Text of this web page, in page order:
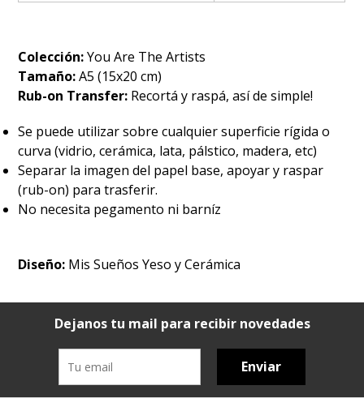
Colección:You Are The Artists
Tamaño:A5 (15x20 cm)
Rub-on Transfer: Recortá y raspá, así de simple!
Se puede utilizar sobre cualquier superficie rígida o
curva (vidrio, cerámica, lata, pálstico, madera, etc)
Separar la imagen del papel base, apoyar y raspar
(rub-on) para trasferir.
No necesita pegamento ni barníz
Diseño: Mis Sueños Yeso y Cerámica
Dejanos tu mail para recibir novedades
Enviar